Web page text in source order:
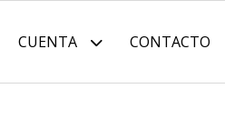
CUENTA CONTACTO